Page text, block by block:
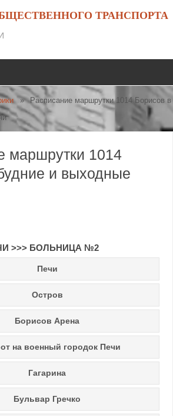
ТРАНСПОРТА
» Расписание маршрутки 1014 Борисов в
маршрутки 1014
и выходные
>>> БОЛЬНИЦА №2
Печи
Остров
Борисов Арена
на военный городок Печи
Гагарина
Бульвар Гречко